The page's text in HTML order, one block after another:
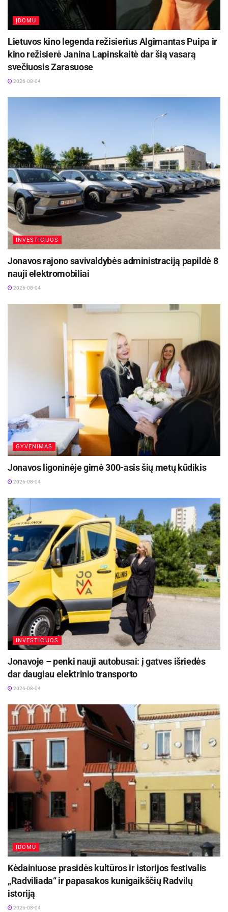
atspindintį giliai įsišaknijusią tautinę tapatybę ir
pagarbą gamtai, darbui, šeimai bei
bendruomenei.
Paroda veiks iki gruodžio 5 d. Jonavos kultūros
centro Meno galerijoje.
ĮDOMU
Lietuvos kino legenda režisierius Algimantas Puipa ir
kino režisierė Janina Lapinskaitė dar šią vasarą
svečiuosis Zarasuose
2026-08-04
INVESTICIJOS
Jonavos rajono savivaldybės administraciją papildė 8
nauji elektromobiliai
2026-08-04
GYVENIMAS
Jonavos ligoninėje gimė 300-asis šių metų kūdikis
2026-08-04
INVESTICIJOS
Jonavoje – penki nauji autobusai: į gatves išriedės
dar daugiau elektrinio transporto
2026-08-04
ĮDOMU
Kėdainiuose prasidės kultūros ir istorijos festivalis
„Radviliada“ ir papasakos kunigaikščių Radvilų
istoriją
2026-08-04